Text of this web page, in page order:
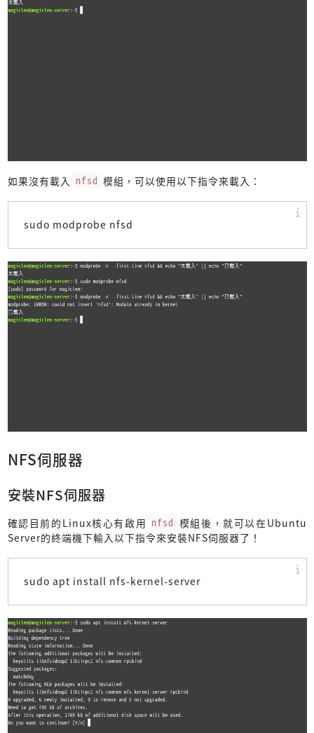
如果沒有載入 nfsd 模組，可以使用以下指令來載入：
sudo modprobe nfsd
NFS伺服器
安裝NFS伺服器
確認目前的Linux核心有啟用 nfsd 模組後，就可以在Ubuntu
Server的終端機下輸入以下指令來安裝NFS伺服器了！
sudo apt install nfs-kernel-server